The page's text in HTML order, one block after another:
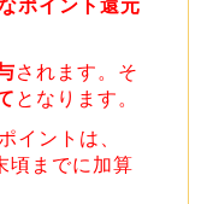
されます。そ
となります。
イントは、
頃までに加算